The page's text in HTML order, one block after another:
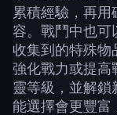
累積經驗，再
容。戰鬥中也可
收集到的特殊物
強化戰力或提高
靈等級，並解鎖
能選擇會更豐富